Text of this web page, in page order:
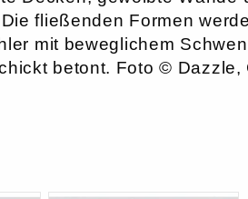
fließenden Formen
mit beweglichem
betont. Foto © Dazzle,